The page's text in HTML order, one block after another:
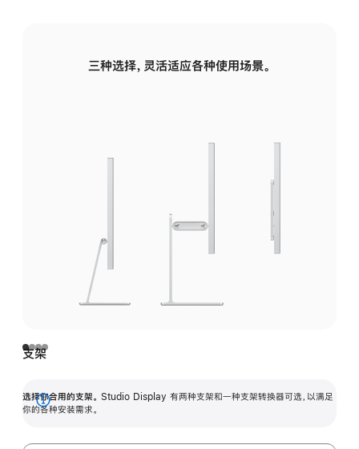
三种选择，灵活适应各种使用场景。
支架
选择你合用的支架。 Studio Display 有两种支架和一种支架转换器可选，以满足
你的各种安装需求。
展